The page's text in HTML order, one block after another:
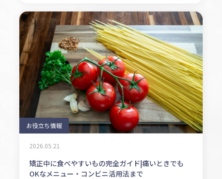
お役立ち情報
2026.05.21
矯正中に食べやすいもの完全ガイド|痛いときでも
OKなメニュー・コンビニ活用法まで